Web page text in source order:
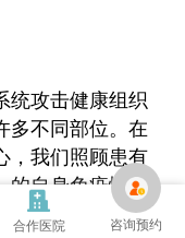
统攻击健康组织
多不同部位。在
，我们照顾患有
的自身免疫性疾
合作医院 咨询预约